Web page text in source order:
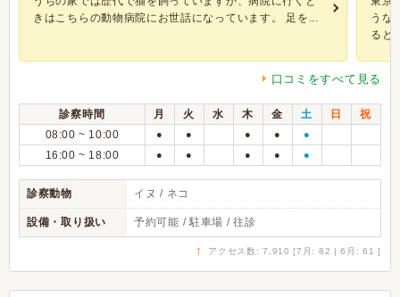
きはこちらの動物病院にお世話になっています。 足を...
うな
ると
口コミをすべて見る
診察時間 月 火 水 木 金 土 日
祝
08:00 ~ 10:00
● ● ● ● ●
16:00 ~ 18:00 ● ● ● ● ●
診察動物 イヌ / ネコ
設備・取り扱い 予約可能 / 駐車場 / 往診
↑ アクセス数: 7,910 [7月: 82 | 6月: 61 ]